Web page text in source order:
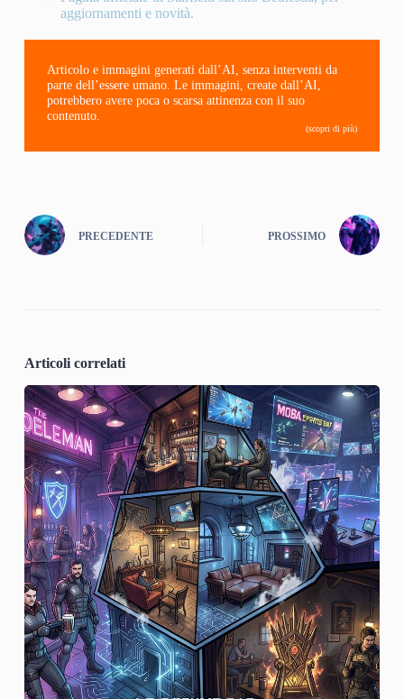
aggiornamenti e novità.
Articolo e immagini generati dall’AI, senza interventi da
parte dell’essere umano. Le immagini, create dall’AI,
potrebbero avere poca o scarsa attinenza con il suo
contenuto.
(scopri di più)
PRECEDENTE PROSSIMO
Articoli correlati